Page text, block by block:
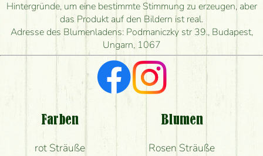
Wie schnell können Sie den Blumenstrauß
herstellen und wann können Sie ihn frühestens
liefern?
Ich suche rote Rosen, hast du welche?
Welche Rückmeldungen bekomme ich zum
Blumenversand?
Bekomme ich wirklich, was auf dem Bild zu sehen
Hintergründe, um eine bestimmte Stimmung zu erzeugen, aber
das Produkt auf den Bildern ist real.
Adresse des Blumenladens: Podmaniczky str 39., Budapest,
Ungarn, 1067
Farben
rot Sträuße
Blumen
Rosen Sträuße